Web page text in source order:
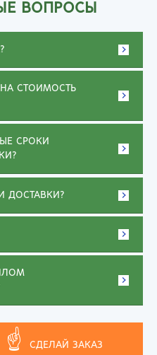
ВОПРОСЫ
СТОИМОСТЬ
СРОКИ
ДОСТАВКИ?
☝ СДЕЛАЙ ЗАКАЗ